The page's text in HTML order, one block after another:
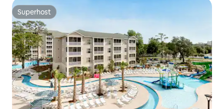
Superhost
Superhost